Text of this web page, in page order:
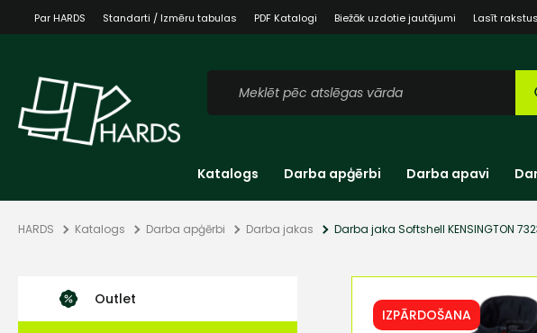
Par HARDS Standarti / Izmēru tabulas PDF Katalogi Biežāk uzdotie jautājumi Lasīt rakstus
Katalogs Darba apģērbi Darba apavi
HARDS Katalogs Darba apģērbi Darba jakas Darba jaka Softshell KENSINGTON
Outlet
IZPĀRDOŠANA